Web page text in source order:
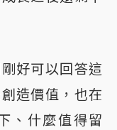
好可以回答這
造價值，也在
、什麼值得留